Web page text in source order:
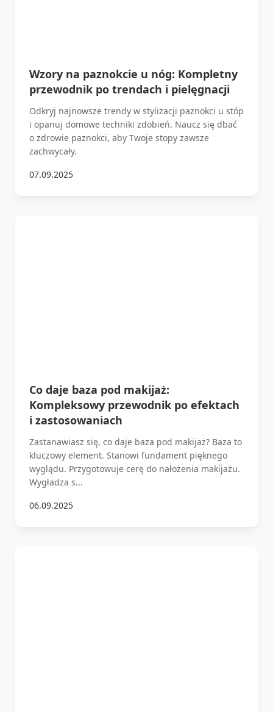
Wzory na paznokcie u nóg: Kompletny
przewodnik po trendach i pielęgnacji
Odkryj najnowsze trendy w stylizacji paznokci u stóp
i opanuj domowe techniki zdobień. Naucz się dbać
o zdrowie paznokci, aby Twoje stopy zawsze
zachwycały.
07.09.2025
Co daje baza pod makijaż:
Kompleksowy przewodnik po efektach
i zastosowaniach
Zastanawiasz się, co daje baza pod makijaż? Baza to
kluczowy element. Stanowi fundament pięknego
wyglądu. Przygotowuje cerę do nałożenia makijażu.
Wygładza s...
06.09.2025